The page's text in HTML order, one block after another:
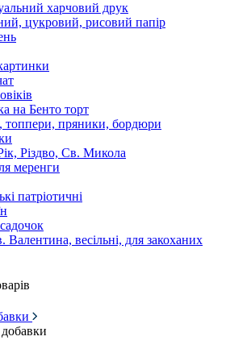
харчовий друк
цукровий, рисовий папір
на Бенто торт
топпери, пряники, бордюри
Різдво, Св. Микола
меренги
патріотичні
Валентина, весільні, для закоханих